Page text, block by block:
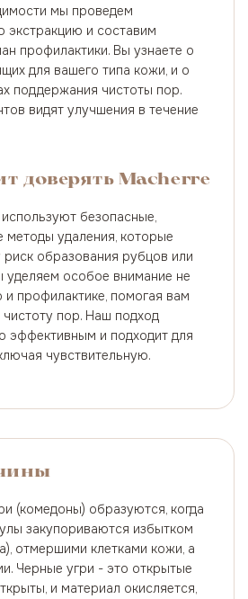
мы проведем
экстракцию и составим
профилактики. Вы узнаете о
для вашего типа кожи, и о
поддержания чистоты пор.
видят улучшения в течение
доверять Macherre
безопасные,
удаления, которые
образования рубцов или
уделяем особое внимание не
и профилактике, помогая вам
чистоту пор. Наш подход
эффективным и подходит для
чувствительную.
(комедоны) образуются, когда
закупориваются избытком
отмершими клетками кожи, а
Черные угри - это открытые
и материал окисляется,